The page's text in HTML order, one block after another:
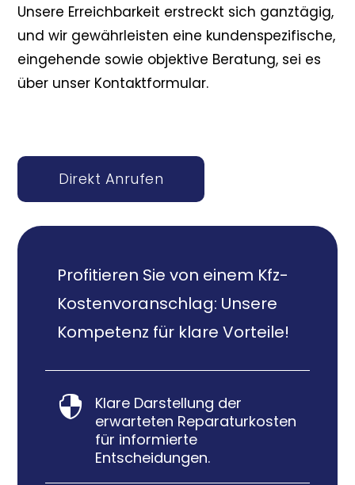
Unsere Erreichbarkeit erstreckt sich ganztägig,
und wir gewährleisten eine kundenspezifische,
eingehende sowie objektive Beratung, sei es
über unser Kontaktformular.
Direkt Anrufen
Profitieren Sie von einem Kfz-
Kostenvoranschlag: Unsere
Kompetenz für klare Vorteile!

Klare Darstellung der
erwarteten Reparaturkosten
für informierte
Entscheidungen.